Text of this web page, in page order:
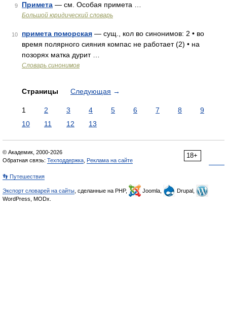
9 Примета — см. Особая примета …
Большой юридический словарь
10 примета поморская — сущ., кол во синонимов: 2 • во
время полярного сияния компас не работает (2) • на
позорях матка дурит …
Словарь синонимов
Страницы Следующая →
1 2 3 4 5 6 7 8
9
10
11 12 13
18+
© Академик, 2000-2026
Обратная связь: Техподдержка Реклама на сайте
👣 Путешествия
Экспорт словарей на сайты , сделанные на PHP, Joomla,
Drupal,
WordPress, MODx.